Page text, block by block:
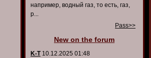
например, водный газ, то есть, газ,
р...
Pass>>
New on the forum
K-T10.12.2025 01:48